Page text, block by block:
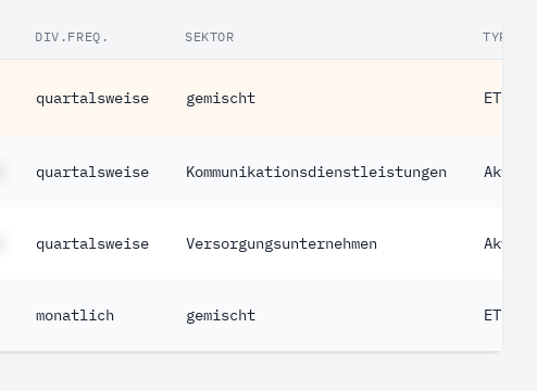
DIV.FREQ. SEKTOR TYP
quartalsweise gemischt ETF
quartalsweise Kommunikationsdienstleistungen Aktie
quartalsweise Versorgungsunternehmen Aktie
monatlich gemischt ETF